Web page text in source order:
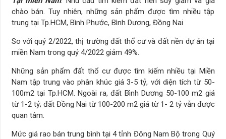
chào bán. Tuy nhiên, những sản phẩm được tìm nhiều tập
trung tại Tp.HCM, Bình Phước, Bình Dương, Đồng Nai
So với quý 2/2022, thị trường đất thổ cư và đất nền dự án tại
miền Nam trong quý 4/2022 giảm 49%.
Những sản phẩm đất thổ cư được tìm kiếm nhiều tại Miền
Nam tập trung vào phân khúc giá 3-5 tỷ, với diện tích từ 50-
100m2 tại Tp.HCM. Ngoài ra, đất Bình Dương 50-100 m2 giá
từ 1-2 tỷ; đất Đồng Nai từ 100-200 m2 giá từ 1- 2 tỷ vẫn được
quan tâm.
Mức giá rao bán trung bình tại 4 tỉnh Đông Nam Bộ trong Quý